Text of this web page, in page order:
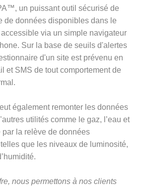
un puissant outil sécurisé de
de données disponibles dans le
via un simple navigateur
Sur la base de seuils d'alertes
d'un site est prévenu en
et SMS de tout comportement de
également remonter les données
utilités comme le gaz, l’eau et
par la relève de données
que les niveaux de luminosité,
nous permettons à nos clients